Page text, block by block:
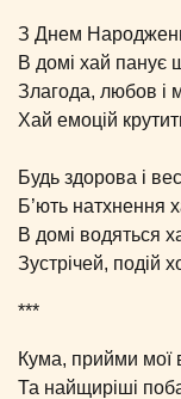
З Днем
В домі хай панує
Злагода, любов і
Хай емоцій
Будь здорова і
Б’ють натхнення
В домі водяться
Зустрічей, подій
***
Кума, прийми мої
Та найщиріші